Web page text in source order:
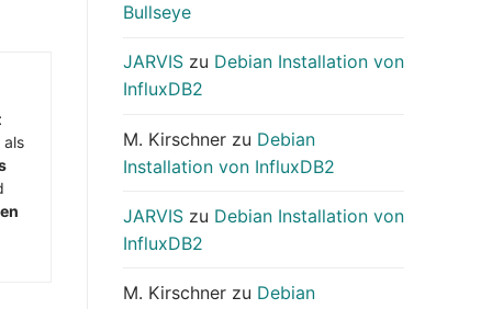
Bullseye
JARVIS zu Debian Installation von
InfluxDB2
M. Kirschner zu Debian
Installation von InfluxDB2
JARVIS zu Debian Installation von
InfluxDB2
M. Kirschner zu Debian